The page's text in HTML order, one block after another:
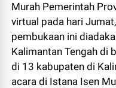
Murah Pemerintah
virtual pada hari
pembukaan ini
Kalimantan Tengah di
di 13 kabupaten di
acara di Istana Isen